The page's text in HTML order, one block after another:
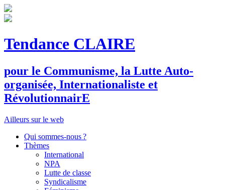
Tendance CLAIRE
pour le Communisme, la Lutte Auto-
organisée, Internationaliste et
RévolutionnairE
Ailleurs sur le web
Qui sommes-nous ?
Thèmes
International
NPA
Lutte de classe
Syndicalisme